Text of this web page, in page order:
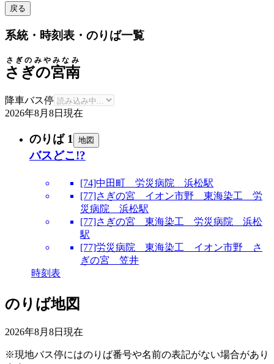
戻る
系統・時刻表・のりば一覧
さぎの宮南
さぎのみやみなみ
降車バス停
2026年8月8日 現在
のりば 1 地図
バスどこ!?
[74]中田町 労災病院 浜松駅
[77]さぎの宮 イオン市野 東海染工 労
災病院 浜松駅
[77]さぎの宮 東海染工 労災病院 浜松
駅
[77]労災病院 東海染工 イオン市野 さ
ぎの宮 笠井
時刻表
のりば地図
2026年8月8日 現在
※現地バス停にはのりば番号や名前の表記がない場合があり